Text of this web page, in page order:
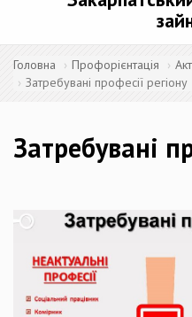
Головна Профорієнтація
Затребувані професії регіону
Затребувані